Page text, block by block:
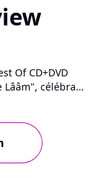
Of CD+DVD
célébrant
parcours riche
lui
Cette